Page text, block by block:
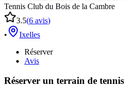
Tennis Club du Bois de la Cambre
3.5(6 avis)
•
Ixelles
Réserver
Avis
Réserver un terrain de tennis